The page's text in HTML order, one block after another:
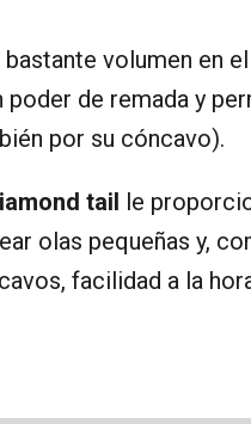
bastante volumen en
poder de remada y
por su cóncavo).
tail le
olas pequeñas y,
facilidad a la